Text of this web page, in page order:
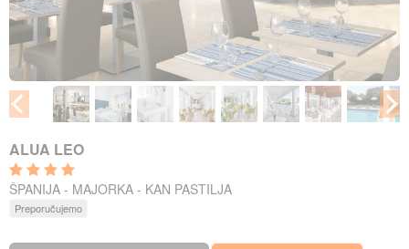
ALUA LEO
ŠPANIJA - MAJORKA - KAN PASTILJA
Preporučujemo